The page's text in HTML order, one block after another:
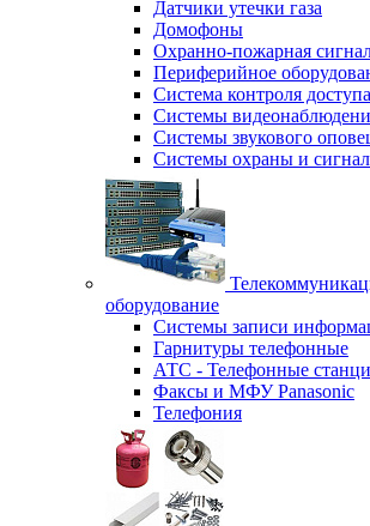
Датчики утечки газа
Домофоны
Охранно-пожарная
Периферийное
Система контроля
Системы
Системы звукового
Системы охраны и
оборудование
Системы записи
Гарнитуры телефонные
АТС - Телефонные
Факсы и МФУ Panasonic
Телефония